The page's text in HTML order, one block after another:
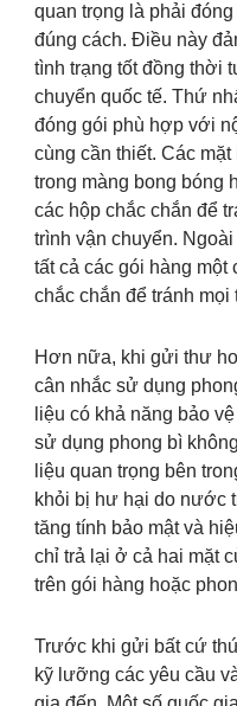
quan trọng là phải
đúng cách. Điều này
tình trạng tốt đồng thời
chuyển quốc tế. Thứ
đóng gói phù hợp với
cùng cần thiết. Các
trong màng bong bóng
các hộp chắc chắn để
trình vận chuyển.
tất cả các gói hàng một
chắc chắn để tránh
Hơn nữa, khi gửi thư
cân nhắc sử dụng
liệu có khả năng bảo
sử dụng phong bì
liệu quan trọng bên
khỏi bị hư hại do nước
tăng tính bảo mật và
chỉ trả lại ở cả hai mặt
trên gói hàng hoặc
Trước khi gửi bất cứ
kỹ lưỡng các yêu cầu